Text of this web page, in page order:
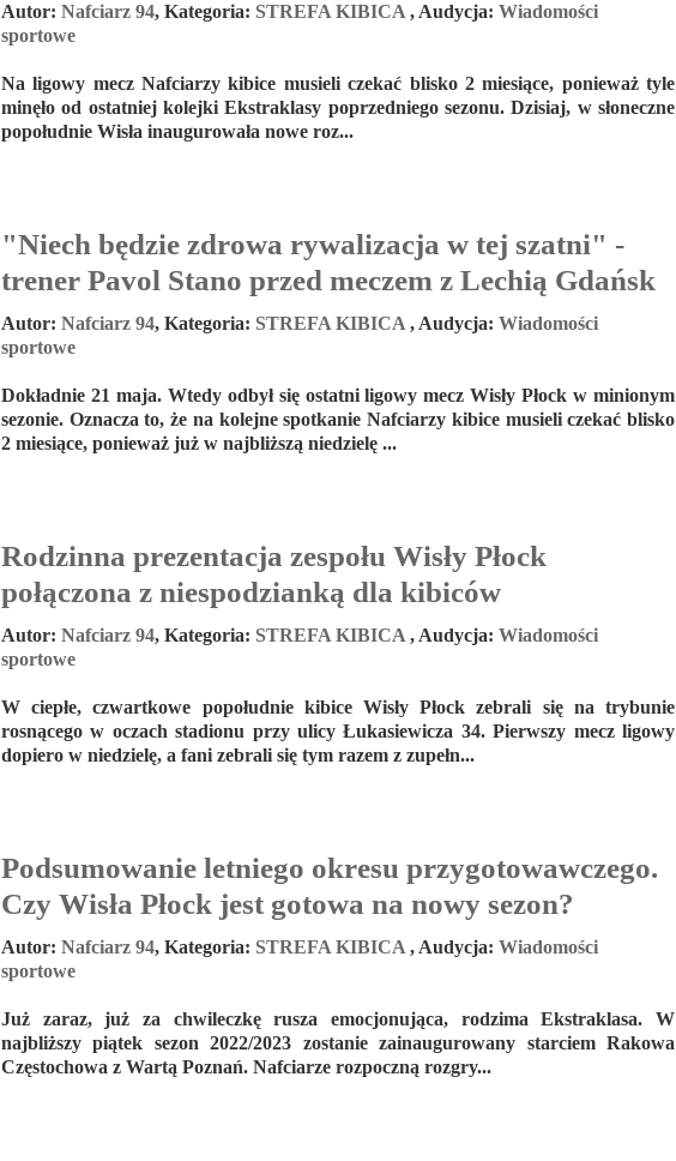
Autor: Nafciarz 94, Kategoria: STREFA KIBICA , Audycja: Wiadomości
sportowe
Na ligowy mecz Nafciarzy kibice musieli czekać blisko 2 miesiące, ponieważ tyle
minęło od ostatniej kolejki Ekstraklasy poprzedniego sezonu. Dzisiaj, w słoneczne
popołudnie Wisła inaugurowała nowe roz...
"Niech będzie zdrowa rywalizacja w tej szatni" -
trener Pavol Stano przed meczem z Lechią Gdańsk
Autor: Nafciarz 94, Kategoria: STREFA KIBICA , Audycja: Wiadomości
sportowe
Dokładnie 21 maja. Wtedy odbył się ostatni ligowy mecz Wisły Płock w minionym
sezonie. Oznacza to, że na kolejne spotkanie Nafciarzy kibice musieli czekać blisko
2 miesiące, ponieważ już w najbliższą niedzielę ...
Rodzinna prezentacja zespołu Wisły Płock
połączona z niespodzianką dla kibiców
Autor: Nafciarz 94, Kategoria: STREFA KIBICA , Audycja: Wiadomości
sportowe
W ciepłe, czwartkowe popołudnie kibice Wisły Płock zebrali się na trybunie
rosnącego w oczach stadionu przy ulicy Łukasiewicza 34. Pierwszy mecz ligowy
dopiero w niedzielę, a fani zebrali się tym razem z zupełn...
Podsumowanie letniego okresu przygotowawczego.
Czy Wisła Płock jest gotowa na nowy sezon?
Autor: Nafciarz 94, Kategoria: STREFA KIBICA , Audycja: Wiadomości
sportowe
Już zaraz, już za chwileczkę rusza emocjonująca, rodzima Ekstraklasa. W
najbliższy piątek sezon 2022/2023 zostanie zainaugurowany starciem Rakowa
Częstochowa z Wartą Poznań. Nafciarze rozpoczną rozgry...